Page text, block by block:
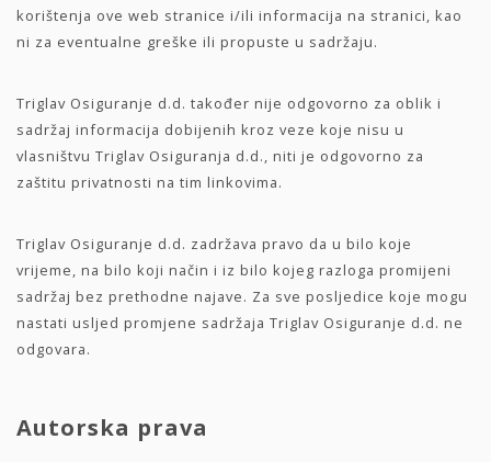
korištenja ove web stranice i/ili informacija na stranici, kao
ni za eventualne greške ili propuste u sadržaju.
Triglav Osiguranje d.d. također nije odgovorno za oblik i
sadržaj informacija dobijenih kroz veze koje nisu u
vlasništvu Triglav Osiguranja d.d., niti je odgovorno za
zaštitu privatnosti na tim linkovima.
Triglav Osiguranje d.d. zadržava pravo da u bilo koje
vrijeme, na bilo koji način i iz bilo kojeg razloga promijeni
sadržaj bez prethodne najave. Za sve posljedice koje mogu
nastati usljed promjene sadržaja Triglav Osiguranje d.d. ne
odgovara.
Autorska prava